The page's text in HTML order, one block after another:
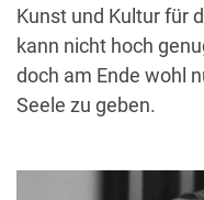
Kunst und Kultur für
kann nicht hoch
doch am Ende wohl
Seele zu geben.